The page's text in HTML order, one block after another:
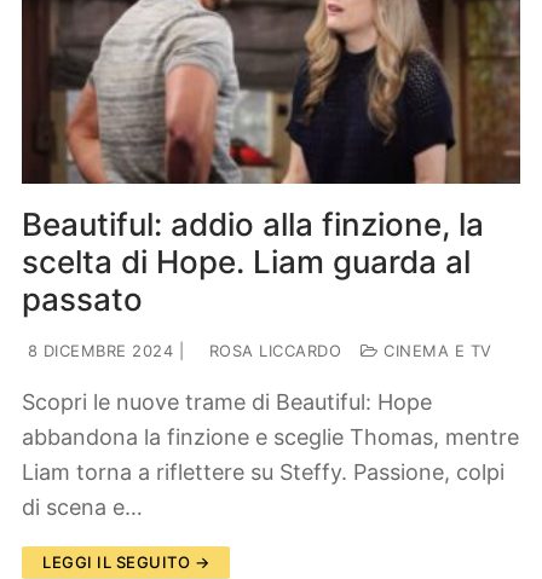
Beautiful: addio alla finzione, la
scelta di Hope. Liam guarda al
passato
8 DICEMBRE 2024 ROSA LICCARDO CINEMA E TV
Scopri le nuove trame di Beautiful: Hope
abbandona la finzione e sceglie Thomas, mentre
Liam torna a riflettere su Steffy. Passione, colpi
di scena e…
LEGGI IL SEGUITO →